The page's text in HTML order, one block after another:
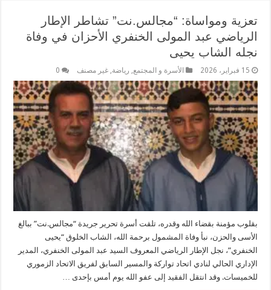
تعزية ومواساة: “مجالس.نت” تشاطر الإطار
الرياضي عبد المولى الخنفري الأحزان في وفاة
نجله الشاب يحيى
15 فبراير، 2026 الأسرة و المجتمع, رياضة,غير مصنف 0
بقلوب مؤمنة بقضاء الله وقدره، تلقت أسرة تحرير جريدة “مجالس.نت” ببالغ
الأسى والحزن، نبأ وفاة المشمول برحمة الله، الشاب الخلوق “يحيى
الخنفري”، نجل الإطار الرياضي المعروف السيد عبد المولى الخنفري، المدير
الإداري الحالي لنادي اتحاد تواركة والمسير السابق لفريق الاتحاد الزموري
للخميسات. ​وقد انتقل الفقيد إلى عفو الله يوم أمس بإحدى …